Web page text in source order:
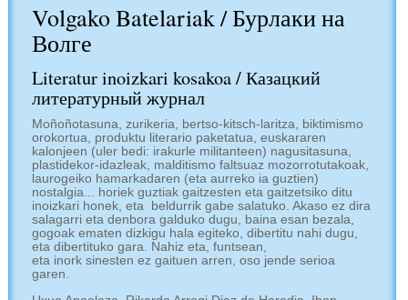
Volgako Batelariak / Бурлаки на
Волге
Literatur inoizkari kosakoa / Казацкий
литературный журнал
Moñoñotasuna, zurikeria, bertso-kitsch-laritza, biktimismo
orokortua, produktu literario paketatua, euskararen
kalonjeen (uler bedi: irakurle militanteen) nagusitasuna,
plastidekor-idazleak, malditismo faltsuaz mozorrotutakoak,
laurogeiko hamarkadaren (eta aurreko ia guztien)
nostalgia... horiek guztiak gaitzesten eta gaitzetsiko ditu
inoizkari honek, eta beldurrik gabe salatuko. Akaso ez dira
salagarri eta denbora galduko dugu, baina esan bezala,
gogoak ematen dizkigu hala egiteko, dibertitu nahi dugu,
eta dibertituko gara. Nahiz eta, funtsean,
eta inork sinesten ez gaituen arren, oso jende serioa
garen.